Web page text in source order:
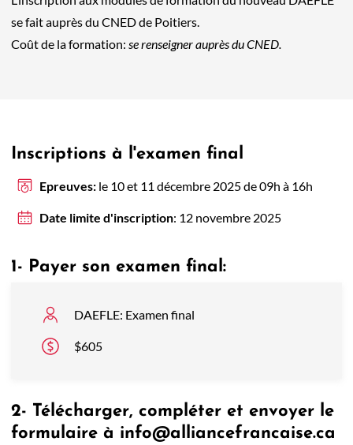
se fait auprès du CNED de Poitiers.
Coût de la formation: se renseigner auprès du CNED.
Inscriptions à l'examen final
Epreuves: le 10 et 11 décembre 2025 de 09h à 16h
Date limite d'inscription: 12 novembre 2025
1- Payer son examen final:
DAEFLE: Examen final
$605
2- Télécharger, compléter et envoyer le
formulaire à info@alliancefrancaise.ca